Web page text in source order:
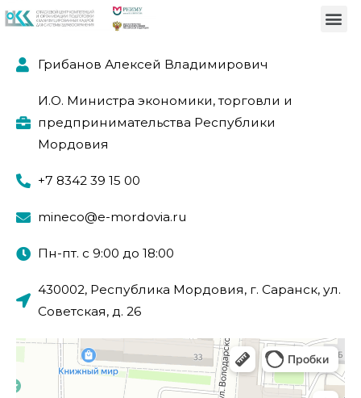
Грибанов Алексей Владимирович
И.О. Министра экономики, торговли и
предпринимательства Республики
Мордовия
+7 8342 39 15 00
mineco@e-mordovia.ru
Пн-пт. с 9:00 до 18:00
430002, Республика Мордовия, г. Саранск, ул.
Советская, д. 26
Саранск
Советская улица, 26 — Яндекс.Карты